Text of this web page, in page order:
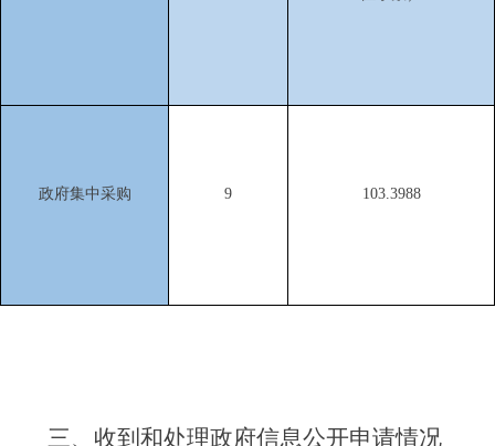
政府集中采购 9 103.3988
三、 收到和处理政府信息公开申请情况